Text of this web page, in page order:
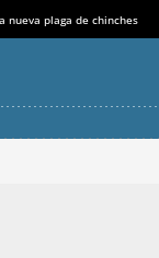
nueva plaga de chinches